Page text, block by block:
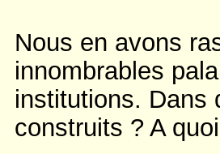
Nous en avons
innombrables
institutions. Dans
construits ? A